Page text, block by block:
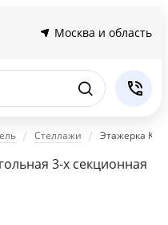
Москва и область
Стеллажи Этажерка
3-х секционная